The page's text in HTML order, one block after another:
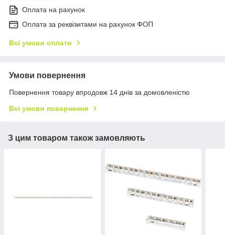
Оплата на рахунок
Оплата за реквізитами на рахунок ФОП
Всі умови оплати
Умови повернення
Повернення товару впродовж 14 днів за домовленістю
Всі умови повернення
З цим товаром також замовляють